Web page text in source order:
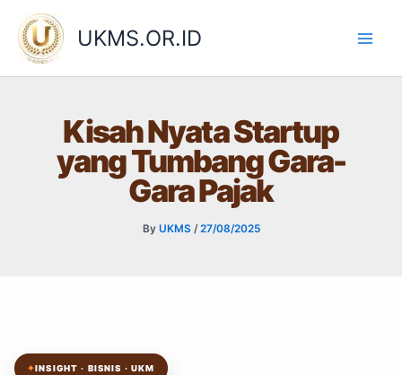
content
UKMS.OR.ID
Kisah Nyata Startup
yang Tumbang Gara-
Gara Pajak
By UKMS /27/08/2025
✦INSIGHT · BISNIS · UKM